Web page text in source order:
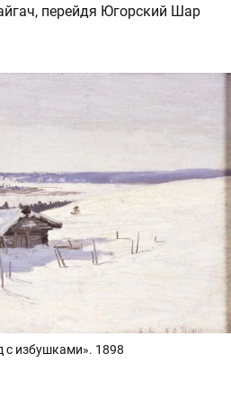
перейдя Югорский Шар
с избушками». 1898